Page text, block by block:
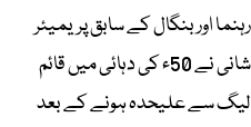
اور بنگال کے سابق پریمیئر
حسین شہید سہروردی اور مولانا بھاشانی نے 50ء کی دہائی میں قائم
لیگ سے علیحدہ ہونے کے بعد